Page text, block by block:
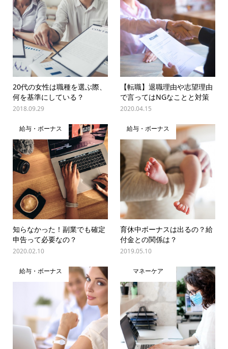
20代の女性は職種を選ぶ際、
何を基準にしている？
2018.09.29
【転職】退職理由や志望理由
で言ってはNGなことと対策
2020.04.15
給与・ボーナス
知らなかった！副業でも確定
申告って必要なの？
2020.02.10
給与・ボーナス
育休中ボーナスは出るの？給
付金との関係は？
2019.05.10
給与・ボーナス マネーケア